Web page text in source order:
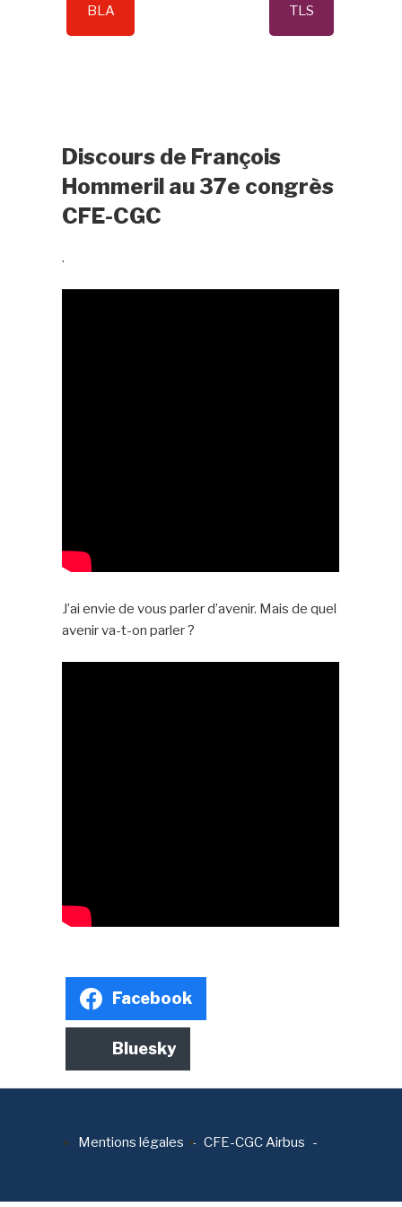
BLA TLS
Discours de François
Hommeril au 37e congrès
CFE-CGC
.
J’ai envie de vous parler d’avenir. Mais de quel
avenir va-t-on parler ?
Facebook
Bluesky
Mentions légales CFE-CGC Airbus